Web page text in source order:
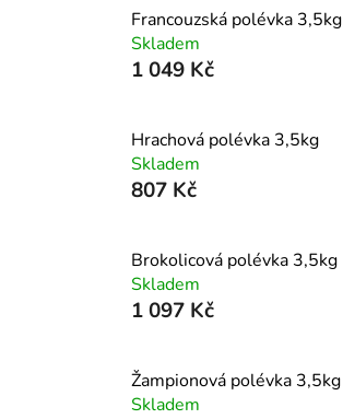
Francouzská polévka 3,5kg
Skladem
1 049 Kč
Hrachová polévka 3,5kg
Skladem
807 Kč
Brokolicová polévka 3,5kg
Skladem
1 097 Kč
Žampionová polévka 3,5kg
Skladem